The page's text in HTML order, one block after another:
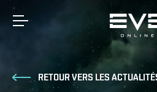
RETOUR VERS LES